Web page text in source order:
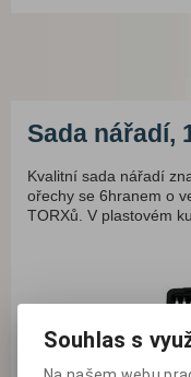
Sada nářadí,
Kvalitní sada nářadí
ořechy se 6hranem o
TORXů. V plastovém
Souhlas s